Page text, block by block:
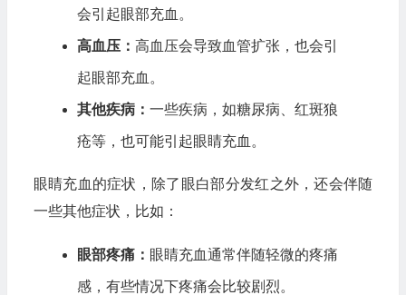
会引起眼部充血。
高血压： 高血压会导致血管扩张，也会引
起眼部充血。
其他疾病： 一些疾病，如糖尿病、红斑狼
疮等，也可能引起眼睛充血。
眼睛充血的症状，除了眼白部分发红之外，还会伴随
一些其他症状，比如：
眼部疼痛： 眼睛充血通常伴随轻微的疼痛
感，有些情况下疼痛会比较剧烈。